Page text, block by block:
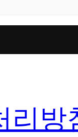
리방